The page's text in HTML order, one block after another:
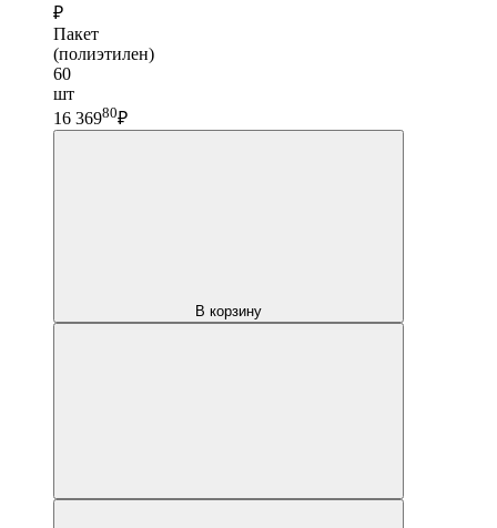
₽
Пакет
(полиэтилен)
60
шт
16 36980₽
В корзину